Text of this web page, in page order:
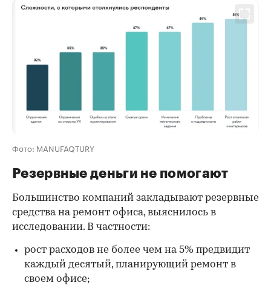
Фото: MANUFAQTURY
Резервные деньги не помогают
Большинство компаний закладывают резервные
средства на ремонт офиса, выяснилось в
исследовании. В частности:
рост расходов не более чем на 5% предвидит
каждый десятый, планирующий ремонт в
своем офисе;